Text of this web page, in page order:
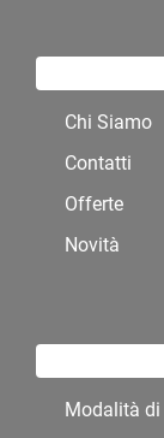
Chi Siamo
Contatti
Offerte
Novità
Modalità